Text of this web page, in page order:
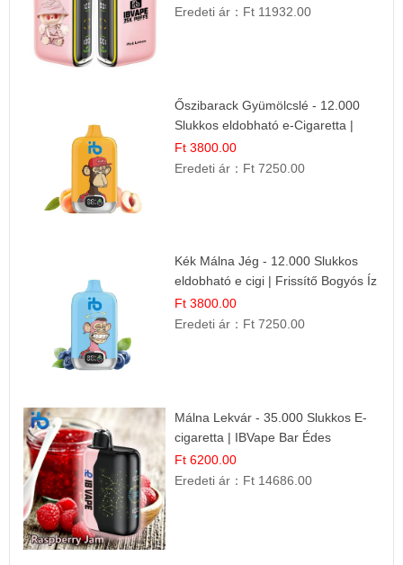
Eredeti ár： Ft 11932.00
Őszibarack Gyümölcslé - 12.000
Slukkos eldobható e-Cigaretta |
Friss Gyümölcs Íz
Ft 3800.00
Eredeti ár： Ft 7250.00
Kék Málna Jég - 12.000 Slukkos
eldobható e cigi | Frissítő Bogyós Íz
Ft 3800.00
Eredeti ár： Ft 7250.00
Málna Lekvár - 35.000 Slukkos E-
cigaretta | IBVape Bar Édes
Gyümölcs Íz
Ft 6200.00
Eredeti ár： Ft 14686.00